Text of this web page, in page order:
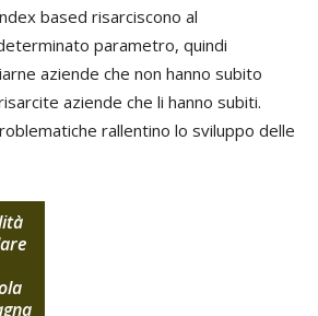
based risarciscono al
parametro, quindi
aziende che non hanno subito
aziende che li hanno subiti.
rallentino lo sviluppo delle